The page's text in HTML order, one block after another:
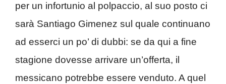
per un infortunio al polpaccio, al suo posto ci
sarà Santiago Gimenez sul quale continuano
ad esserci un po’ di dubbi: se da qui a fine
stagione dovesse arrivare un’offerta, il
messicano potrebbe essere venduto. A quel